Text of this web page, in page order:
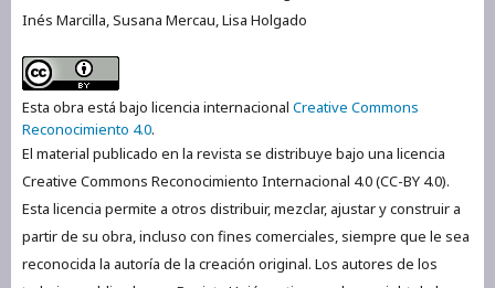
Inés Marcilla, Susana Mercau, Lisa Holgado
Esta obra está bajo licencia internacional Creative Commons
Reconocimiento 4.0.
El material publicado en la revista se distribuye bajo una licencia
Creative Commons Reconocimiento Internacional 4.0 (CC-BY 4.0).
Esta licencia permite a otros distribuir, mezclar, ajustar y construir a
partir de su obra, incluso con fines comerciales, siempre que le sea
reconocida la autoría de la creación original. Los autores de los